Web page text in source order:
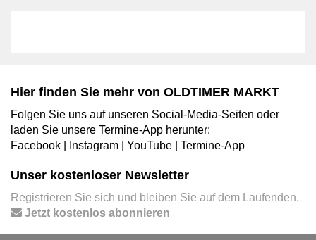
Hier finden Sie mehr von OLDTIMER MARKT
Folgen Sie uns auf unseren Social-Media-Seiten oder
laden Sie unsere Termine-App herunter:
Facebook
Instagram YouTube Termine-App
Unser kostenloser Newsletter
Registrieren Sie sich und bleiben Sie auf dem Laufenden.
Jetzt kostenlos abonnieren